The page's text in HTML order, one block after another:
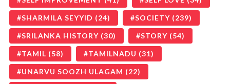
SHARMILA SEYYID (24) SOCIETY (239)
SRILANKA HISTORY (30) STORY (54)
TAMIL (58) TAMILNADU (31)
UNARVU SOOZH ULAGAM (22)